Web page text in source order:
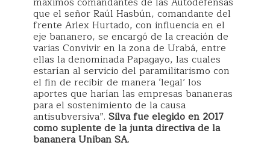
que el señor Raúl Hasbún, comandante del
frente Arlex Hurtado, con influencia en el
eje bananero, se encargó de la creación de
varias Convivir en la zona de Urabá, entre
ellas la denominada Papagayo, las cuales
estarían al servicio del paramilitarismo con
el fin de recibir de manera ‘legal’ los
aportes que harían las empresas bananeras
para el sostenimiento de la causa
antisubversiva”. Silva fue elegido en 2017
como suplente de la junta directiva de la
bananera Uniban SA.